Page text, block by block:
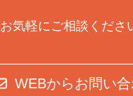
お気軽にご相談くださ
WEBからお問い